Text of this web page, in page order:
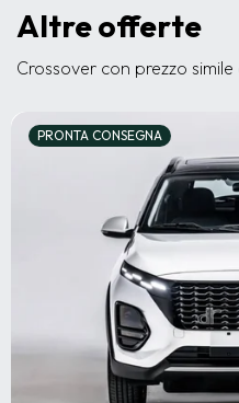
Altre offerte
Crossover con prezzo
PRONTA CONSEGNA